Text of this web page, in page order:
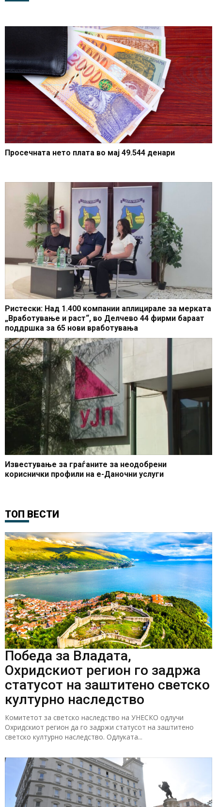
Просечната нето плата во мај 49.544 денари
Ристески: Над 1.400 компании аплицирале за мерката
„Вработување и раст“, во Делчево 44 фирми бараат
поддршка за 65 нови вработувања
Известување за граѓаните за неодобрени
кориснички профили на е-Даночни услуги
ТОП ВЕСТИ
Победа за Владата,
Охридскиот регион го задржа
статусот на заштитено светско
културно наследство
Комитетот за светско наследство на УНЕСКО одлучи
Охридскиот регион да го задржи статусот на заштитено
светско културно наследство. Одлуката...